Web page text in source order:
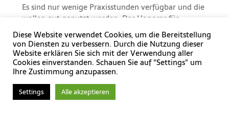
Es sind nur wenige Praxisstunden verfügbar und die
wollen gut genutzt werden. Das Honorar für
einzelne Sitzungsstunden ist deshalb stets mittels
Überweisung vollständig mit Zahlungseingang
spätestens 14 Tage vor dem ersten Treffen und bei
weiteren 7 Tage vorher zu begleichen. Details dazu
sende ich Ihnen per Mail, damit Sie auch hier gut
informiert sind.
Diese Website verwendet Cookies, um die Bereitstellung
von Diensten zu verbessern. Durch die Nutzung dieser
Website erklären Sie sich mit der Verwendung aller
Cookies einverstanden. Schauen Sie auf "Settings" um
Ihre Zustimmung anzupassen.
Settings Alle akzeptieren